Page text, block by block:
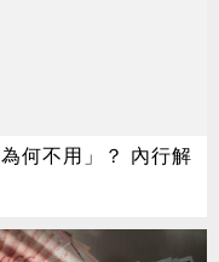
何不用」？ 內行解